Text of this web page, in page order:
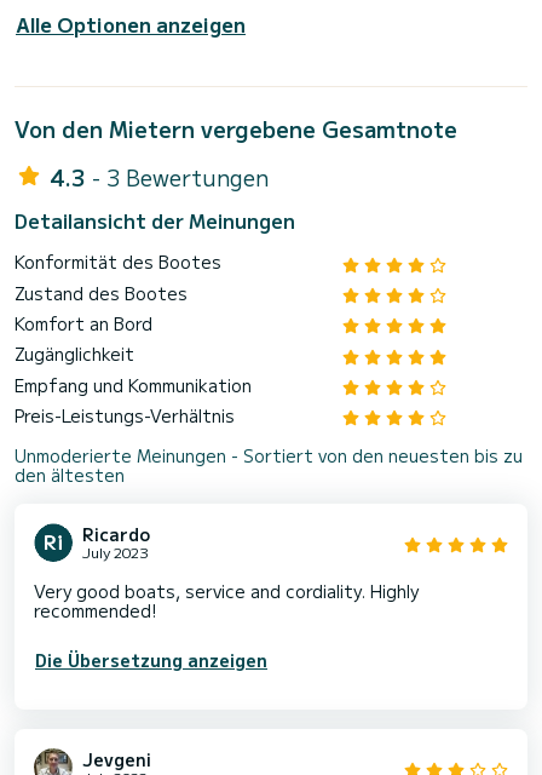
Alle Optionen anzeigen
Von den Mietern vergebene Gesamtnote
4.3 - 3 Bewertungen
Detailansicht der Meinungen
Konformität des Bootes
Zustand des Bootes
Komfort an Bord
Zugänglichkeit
Empfang und Kommunikation
Preis-Leistungs-Verhältnis
Unmoderierte Meinungen - Sortiert von den neuesten bis zu
den ältesten
Ricardo
July 2023
Very good boats, service and cordiality. Highly
recommended!
Die Übersetzung anzeigen
Jevgeni